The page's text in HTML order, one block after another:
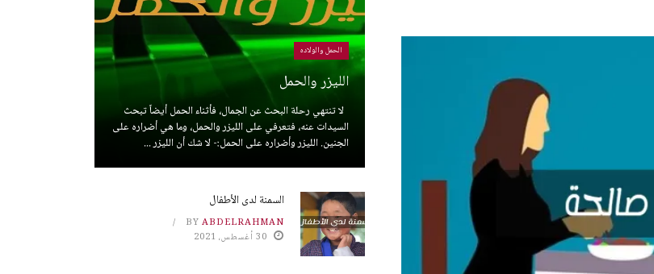
الحمل والولاده
الليزر والحمل
لا تنتهي رحلة البحث عن الجمال، فأثناء الحمل أيضاً تبحث
السيدات عنه، فتعرفي على الليزر والحمل، وما هي أضراره على
الجنين. الليزر وأضراره على الحمل:- لا شك أن الليزر ...
السمنة لدى الأطفال
BY ABDELRAHMAN
30 أغسطس، 2021